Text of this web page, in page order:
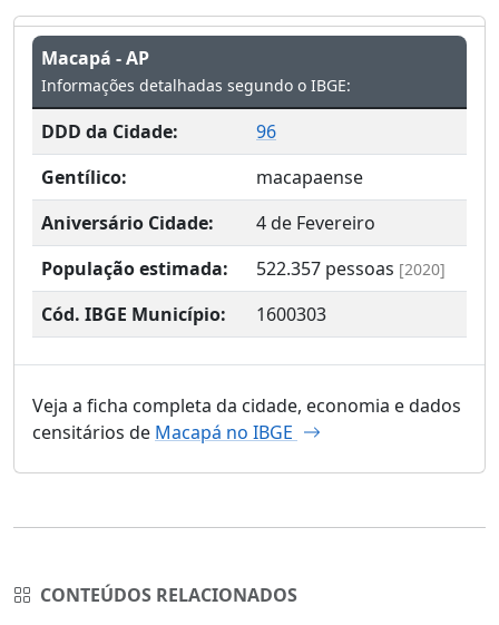
Macapá - AP
Informações detalhadas segundo o IBGE:
DDD da Cidade:
96
Gentílico:
macapaense
Aniversário Cidade:
4 de Fevereiro
População estimada:
522.357 pessoas [2020]
Cód. IBGE Município: 1600303
Veja a ficha completa da cidade, economia e dados
censitários de Macapá no IBGE
CONTEÚDOS RELACIONADOS